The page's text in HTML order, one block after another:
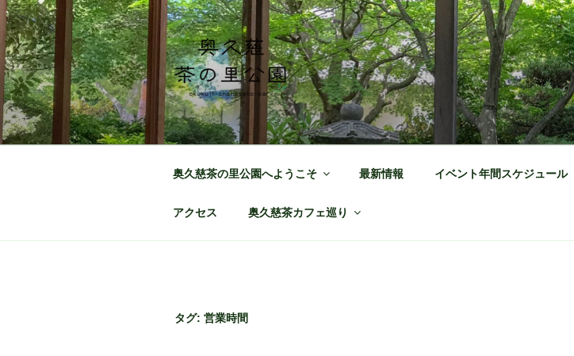
コ
ン
テ
ン
ツ
へ
ス
キ
奥久慈茶の里公園 公式ホーム
日本最北端の茶の産地 奥久慈茶の体験施設
奥久慈茶の里公園へようこそ 最新情報 イベント年間スケジュール
アクセス 奥久慈茶カフェ巡り
タグ: 営業時間